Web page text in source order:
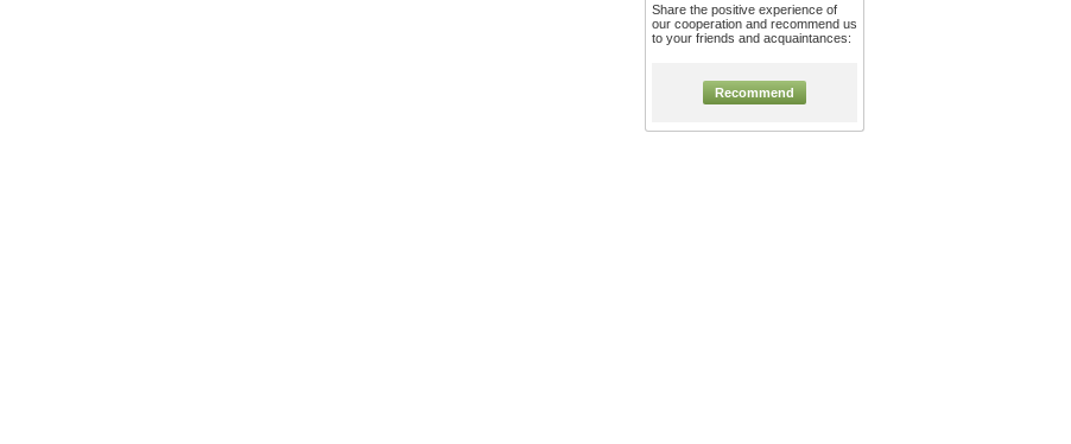
Share the positive experience of
our cooperation and recommend us
to your friends and acquaintances:
Recommend